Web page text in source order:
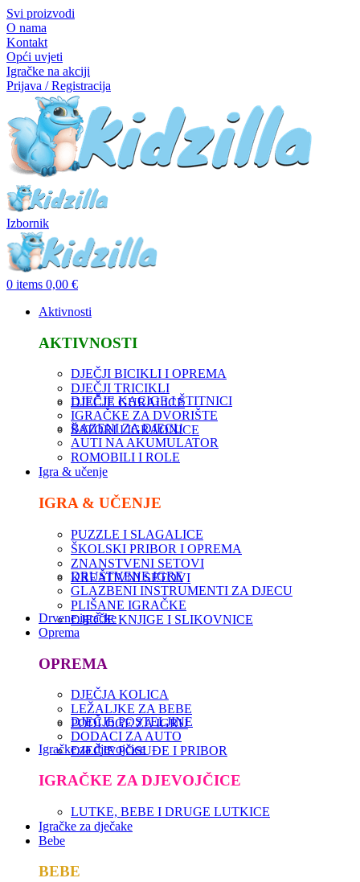
Svi proizvodi
O nama
Kontakt
Opći uvjeti
Igračke na akciji
Prijava / Registracija
Izbornik
0 items 0,00 €
Aktivnosti
AKTIVNOSTI
DJEČJI BICIKLI I OPREMA
DJEČJI TRICIKLI
DJEČJE GURALICE
DJEČJE KACIGE I ŠTITNICI
IGRAČKE ZA DVORIŠTE
ŠATORI I IGRAONICE
BAZENI ZA DJECU
AUTI NA AKUMULATOR
ROMOBILI I ROLE
Igra & učenje
IGRA & UČENJE
PUZZLE I SLAGALICE
ŠKOLSKI PRIBOR I OPREMA
ZNANSTVENI SETOVI
KREATIVNI SETOVI
DRUŠTVENE IGRE
GLAZBENI INSTRUMENTI ZA DJECU
PLIŠANE IGRAČKE
DJEČJE KNJIGE I SLIKOVNICE
Drvene igračke
Oprema
OPREMA
DJEČJA KOLICA
LEŽALJKE ZA BEBE
PODLOGE ZA IGRU
DJEČJE POSTELJINE
DODACI ZA AUTO
DJEČJE POSUĐE I PRIBOR
Igračke za djevojčice
IGRAČKE ZA DJEVOJČICE
LUTKE, BEBE I DRUGE LUTKICE
Igračke za dječake
Bebe
BEBE